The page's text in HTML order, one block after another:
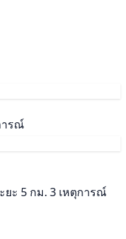
ารณ์
ยะ 5 กม. 3 เหตุการณ์